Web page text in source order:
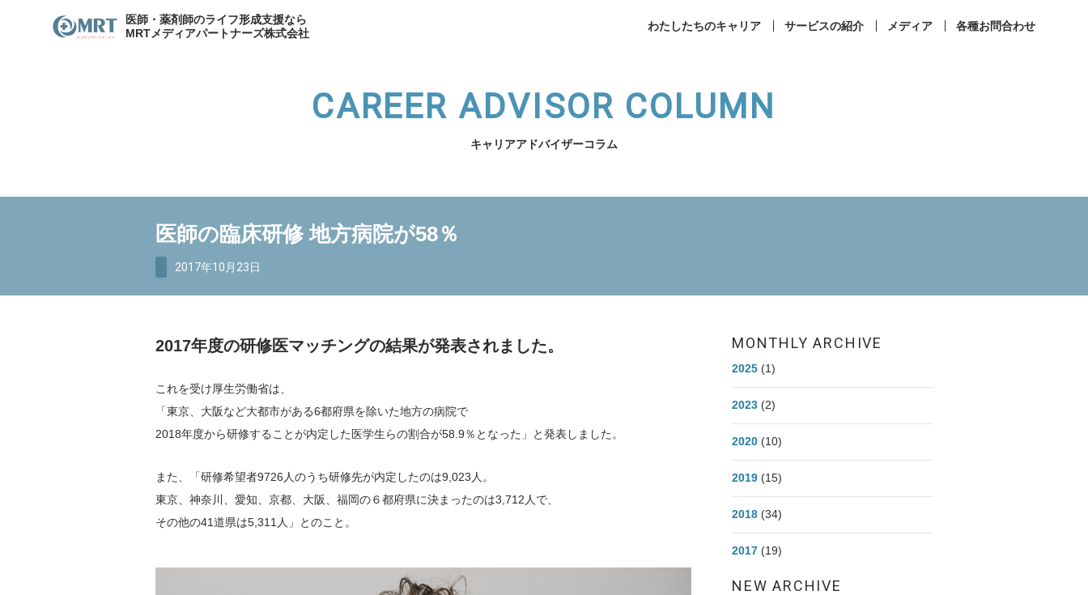
医師・薬剤師のライフ形成支援なら
MRTメディアパートナーズ株式会社
わたしたちのキャリア サービスの紹介
資産形成支援 医院開業支援
メディア
医院開業バンク Instagram
各種お問合わせ
資産形成・節税相談
CAREER ADVISOR COLUMN
キャリアアドバイザーコラム
医師の臨床研修 地方病院が58％
2017年10月23日
2017年度の研修医マッチングの結果が発表されました。
これを受け厚生労働省は、
「東京、大阪など大都市がある6都府県を除いた地方の病院で
2018年度から研修することが内定した医学生らの割合が58.9％となった」と発表しました。
また、「研修希望者9726人のうち研修先が内定したのは9,023人。
東京、神奈川、愛知、京都、大阪、福岡の６都府県に決まったのは3,712人で、
その他の41道県は5,311人」とのこと。
MONTHLY ARCHIVE
2025 (1)
2023 (2)
2020 (10)
2019 (15)
2018 (34)
2017 (19)
NEW ARCHIVE